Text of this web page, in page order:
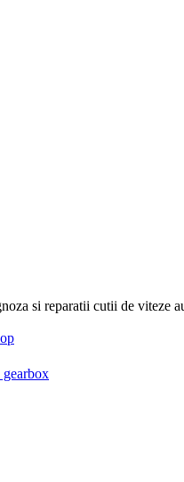
si reparatii cutii de viteze